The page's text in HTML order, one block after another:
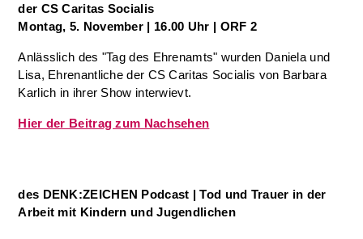
der CS Caritas Socialis
Montag, 5. November | 16.00 Uhr | ORF 2
Anlässlich des "Tag des Ehrenamts" wurden Daniela und
Lisa, Ehrenantliche der CS Caritas Socialis von Barbara
Karlich in ihrer Show interwievt.
Hier der Beitrag zum Nachsehen
des DENK:ZEICHEN Podcast | Tod und Trauer in der
Arbeit mit Kindern und Jugendlichen